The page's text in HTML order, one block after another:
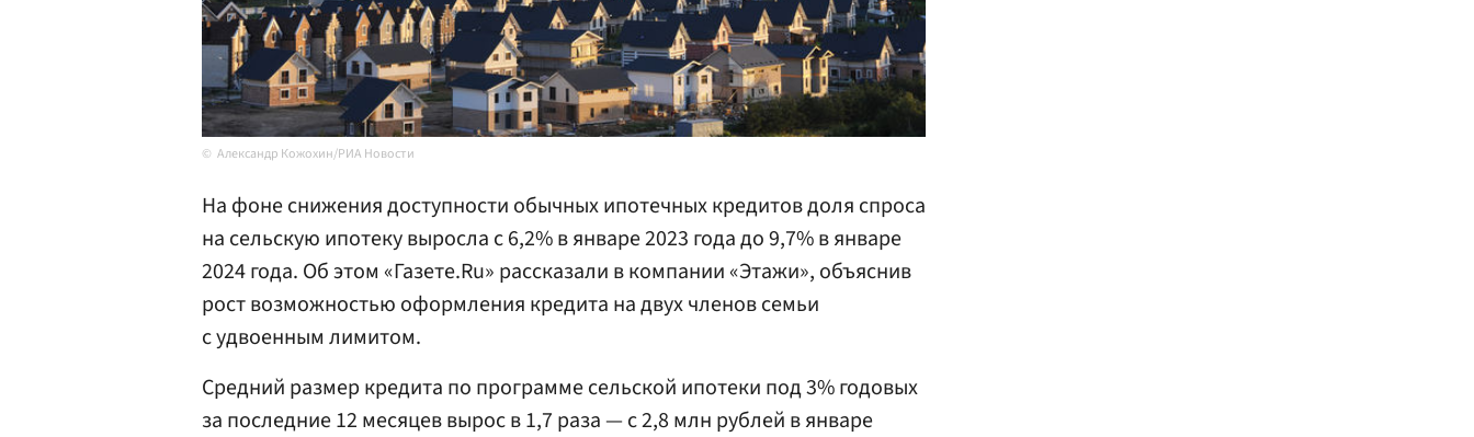
Александр Кожохин/РИА Новости
На фоне снижения доступности обычных ипотечных кредитов доля спроса
на сельскую ипотеку выросла с 6,2% в январе 2023 года до 9,7% в январе
2024 года. Об этом «Газете.Ru» рассказали в компании «Этажи», объяснив
рост возможностью оформления кредита на двух членов семьи
с удвоенным лимитом.
Средний размер кредита по программе сельской ипотеки под 3% годовых
за последние 12 месяцев вырос в 1,7 раза — с 2,8 млн рублей в январе